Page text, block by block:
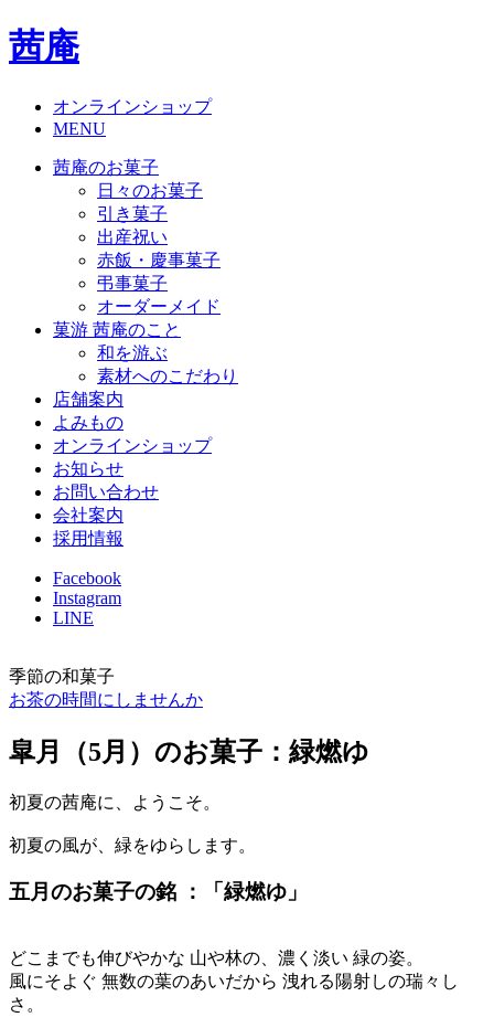
茜庵
オンラインショップ
MENU
茜庵のお菓子
日々のお菓子
引き菓子
出産祝い
赤飯・慶事菓子
弔事菓子
オーダーメイド
菓游 茜庵のこと
和を游ぶ
素材へのこだわり
店舗案内
よみもの
オンラインショップ
お知らせ
お問い合わせ
会社案内
採用情報
Facebook
Instagram
LINE
季節の和菓子
お茶の時間にしませんか
皐月（5月）のお菓子：緑燃ゆ
初夏の茜庵に、ようこそ。
初夏の風が、緑をゆらします。
五月のお菓子の銘 ：「緑燃ゆ」
どこまでも伸びやかな 山や林の、濃く淡い 緑の姿。
風にそよぐ 無数の葉のあいだから 洩れる陽射しの瑞々し
さ。